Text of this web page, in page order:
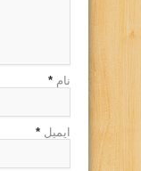
نام *
ایمیل *